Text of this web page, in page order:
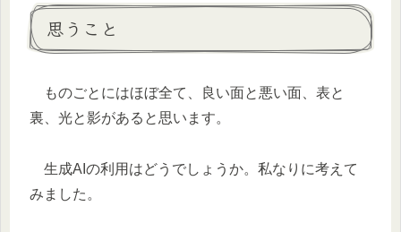
思うこと
ものごとにはほぼ全て、良い面と悪い面、表と
裏、光と影があると思います。
生成AIの利用はどうでしょうか。私なりに考えて
みました。